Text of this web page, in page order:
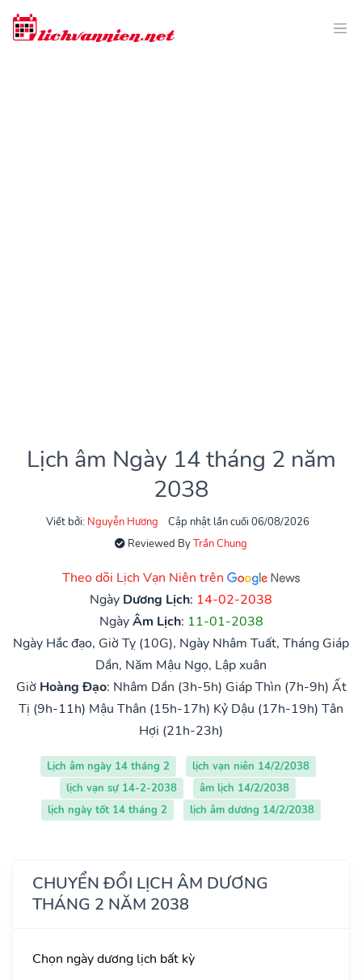
Lịch âm Ngày 14 tháng 2 năm
2038
Viết bởi: Nguyễn Hương
Cập nhật lần cuối 06/08/2026
Reviewed ByTrần Chung
Theo dõi Lịch Vạn Niên trên
Ngày Dương Lịch: 14-02-2038
NgàyÂm Lịch: 11-01-2038
Ngày Hắc đạo, Giờ Tỵ (10G), Ngày Nhâm Tuất, Tháng Giáp
Dần, Năm Mậu Ngọ, Lập xuân
Giờ Hoàng Đạo: Nhâm Dần (3h-5h) Giáp Thìn (7h-9h) Ất
Tị (9h-11h) Mậu Thân (15h-17h) Kỷ Dậu (17h-19h) Tân
Hợi (21h-23h)
Lịch âm ngày 14 tháng 2
lịch vạn niên 14/2/2038
lịch vạn sự 14-2-2038
âm lịch 14/2/2038
lịch ngày tốt 14 tháng 2
lịch âm dương 14/2/2038
CHUYỂN ĐỔI LỊCH ÂM DƯƠNG
THÁNG 2 NĂM 2038
Chọn ngày dương lịch bất kỳ